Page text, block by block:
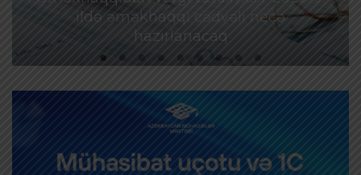
ildə əməkhaqqı cədvəli necə
hazırlanacaq